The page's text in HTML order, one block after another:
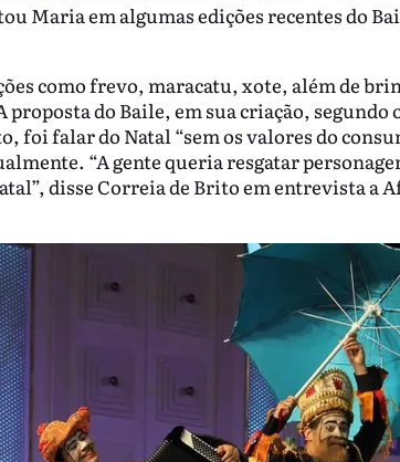
Maria em algumas edições recentes do
como frevo, maracatu, xote, além de
do Baile, em sua criação, segundo
foi falar do Natal “sem os valores do
“A gente queria resgatar
disse Correia de Brito em entrevista a